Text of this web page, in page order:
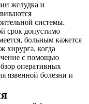
желудка и
системы.
срок допустимо
больным кажется
хирурга, когда
с помощью
оперативных
язвенной болезни и